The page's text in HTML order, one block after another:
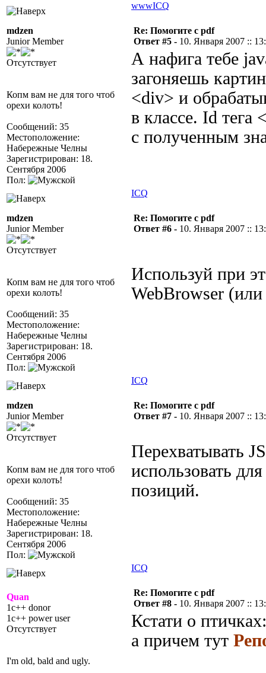
wwwICQ
mdzen
Junior Member
Отсутствует
Копм вам не для того чтоб
орехи колоть!
Сообщений: 35
Местоположение:
Набережные Челны
Зарегистрирован: 18.
Сентября 2006
Пол:
Re: Помогите с pdf
Ответ #5 - 10. Января 2007 ::
А нафига тебе
загоняешь
<div> и
в классе. Id
с полученным
ICQ
mdzen
Junior Member
Отсутствует
Копм вам не для того чтоб
орехи колоть!
Сообщений: 35
Местоположение:
Набережные Челны
Зарегистрирован: 18.
Сентября 2006
Пол:
Re: Помогите с pdf
Ответ #6 - 10. Января 2007 ::
Используй при
WebBrowser (или
ICQ
mdzen
Junior Member
Отсутствует
Копм вам не для того чтоб
орехи колоть!
Сообщений: 35
Местоположение:
Набережные Челны
Зарегистрирован: 18.
Сентября 2006
Пол:
Re: Помогите с pdf
Ответ #7 - 10. Января 2007 ::
Перехватывать
использовать
позиций.
ICQ
Quan
1c++ donor
1c++ power user
Отсутствует
I'm old, bald and ugly.
Re: Помогите с pdf
Ответ #8 - 10. Января 2007 ::
Кстати о птичках:
а причем тут